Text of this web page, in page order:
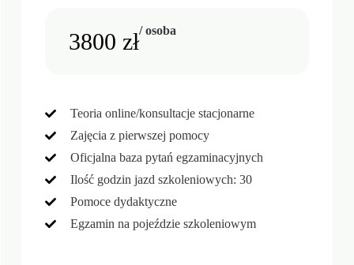
3800 zł/ osoba
Teoria online/konsultacje stacjonarne
Zajęcia z pierwszej pomocy
Oficjalna baza pytań egzaminacyjnych
Ilość godzin jazd szkoleniowych: 30
Pomoce dydaktyczne
Egzamin na pojeździe szkoleniowym